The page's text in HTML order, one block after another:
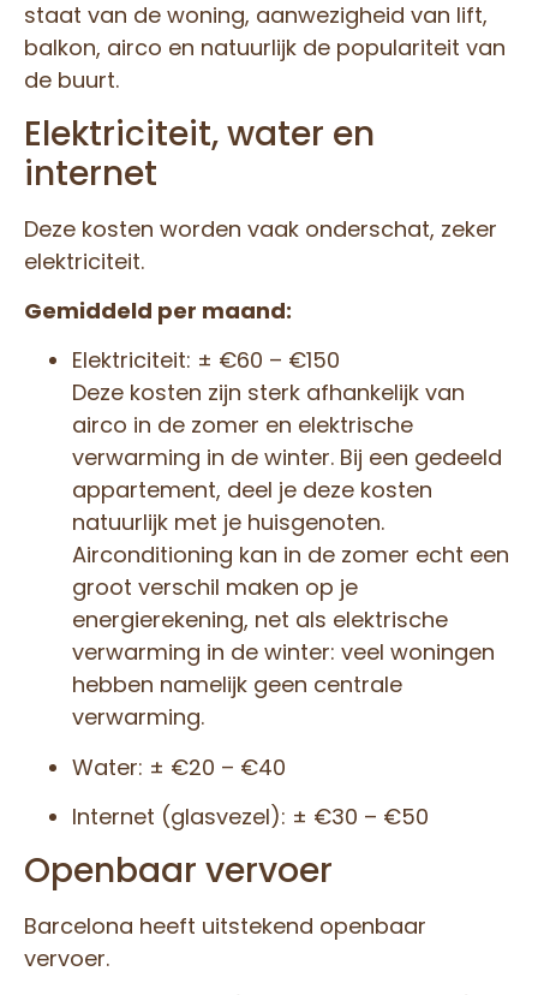
staat van de woning, aanwezigheid van lift,
balkon, airco en natuurlijk de populariteit van
de buurt.
Elektriciteit, water en
internet
Deze kosten worden vaak onderschat, zeker
elektriciteit.
Gemiddeld per maand:
Elektriciteit: ± €60 – €150
Deze kosten zijn sterk afhankelijk van
airco in de zomer en elektrische
verwarming in de winter. Bij een gedeeld
appartement, deel je deze kosten
natuurlijk met je huisgenoten.
Airconditioning kan in de zomer echt een
groot verschil maken op je
energierekening, net als elektrische
verwarming in de winter: veel woningen
hebben namelijk geen centrale
verwarming.
Water: ± €20 – €40
Internet (glasvezel): ± €30 – €50
Openbaar vervoer
Barcelona heeft uitstekend openbaar
vervoer.